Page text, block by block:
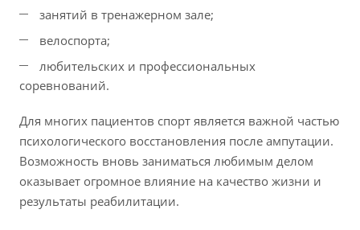
занятий в тренажерном зале;
велоспорта;
любительских и профессиональных
соревнований.
Для многих пациентов спорт является важной частью
психологического восстановления после ампутации.
Возможность вновь заниматься любимым делом
оказывает огромное влияние на качество жизни и
результаты реабилитации.